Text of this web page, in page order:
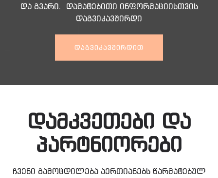
და გვარი. დამატებითი ინფორმაციისთვის
დაგვიკავშირდი
ᲓᲐᲒᲕᲘᲙᲐᲕᲨᲘᲠᲓᲘᲗ
დამკვეთები და
პარტნიორები
ჩვენი გამოცდილება აერთიანებს წარმატებულ